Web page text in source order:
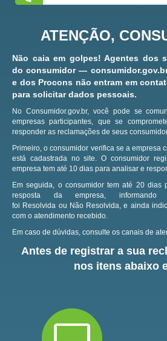
ATENÇÃO,
Não caia em golpes! Agentes dos
do consumidor —
e dos Procons não entram em
para solicitar dados pessoais.
No Consumidor.gov.br, você pode se
empresas participantes, que se
responder as reclamações de seus
Primeiro, o consumidor verifica se a empresa
está cadastrada no site.O consumidor
empresa tem até 10 dias para analisar e
Em seguida, o consumidor tem até 20 dias
resposta da empresa,
foi Resolvida ou Não Resolvida, e ainda
com o atendimento recebido.
Em caso de dúvidas, consulte os canais de
Antes de registrar a sua
nos itens abaixo